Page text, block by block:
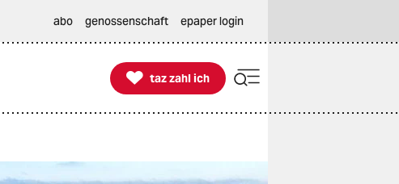
abo genossenschaft epaper login

taz zahl ich
taz zahl ich